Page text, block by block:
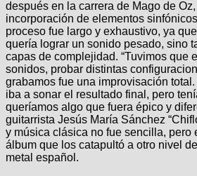
después en la carrera de Mago de
incorporación de elementos
proceso fue largo y exhaustivo, ya
quería lograr un sonido pesado, sino
capas de complejidad. “Tuvimos que
sonidos, probar distintas
grabamos fue una improvisación
iba a sonar el resultado final, pero
queríamos algo que fuera épico y
guitarrista Jesús María Sánchez
y música clásica no fue sencilla, pero
álbum que los catapultó a otro nivel
metal español.